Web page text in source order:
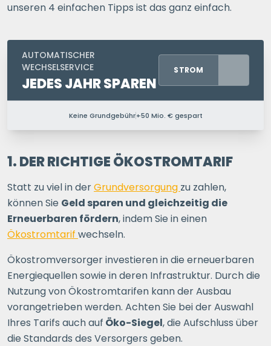
unseren 4 einfachen Tipps ist das ganz einfach.
AUTOMATISCHER
WECHSELSERVICE
JEDES JAHR SPAREN
STROM
PERSONEN IM HAUSHALT
Ihre Postleitzahl
ERSPARNIS BERECHNEN
oder direkt registrieren
Keine Grundgebühr+50 Mio. € gespart
1. DER RICHTIGE ÖKOSTROMTARIF
Statt zu viel in derGrundversorgung zu zahlen,
können Sie Geld sparen und gleichzeitig die
Erneuerbaren fördern, indem Sie in einen
Ökostromtarif wechseln.
Ökostromversorger investieren in die erneuerbaren
Energiequellen sowie in deren Infrastruktur. Durch die
Nutzung von Ökostromtarifen kann der Ausbau
vorangetrieben werden. Achten Sie bei der Auswahl
Ihres Tarifs auch auf Öko-Siegel, die Aufschluss über
die Standards des Versorgers geben.